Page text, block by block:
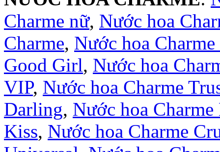
Charme nữ, Nước hoa
Charme, Nước hoa Charme
Good Girl, Nước hoa
VIP, Nước hoa Charme
Darling, Nước hoa
Kiss, Nước hoa Charme